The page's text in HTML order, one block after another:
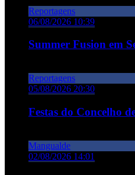
Reportagens
06/08/2026 10:39
Summer Fusion em
Reportagens
05/08/2026 20:30
Festas do Concelho
Mangualde
02/08/2026 14:01